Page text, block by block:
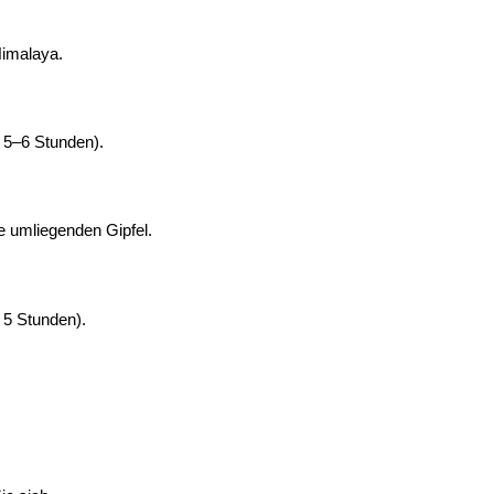
Stunden).
umliegenden Gipfel.
Stunden).